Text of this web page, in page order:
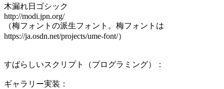
木漏れ日ゴシック
http://modi.jpn.org/
（梅フォントの派生フォント。梅フォントは
https://ja.osdn.net/projects/ume-font/）
すばらしいスクリプト（プログラミング）：
ギャラリー実装：